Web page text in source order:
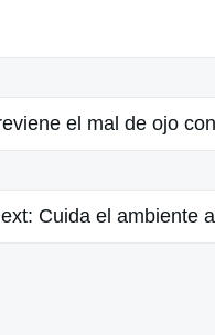
el mal de ojo
Cuida el ambiente